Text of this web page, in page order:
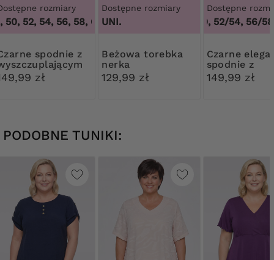
rozmiary
52, 54, 56, 58, 60, 62, 64 46, 48, 50, 52, 54, 56, 58,
z
zł
Dostępne rozmiary
UNI.
Beżowa torebka
nerka
129,99 zł
Dostępne
48/50, 52/54, 56/
Czarne eleganckie
spodnie z
karczkiem
149,99 zł
PODOBNE TUNIKI: